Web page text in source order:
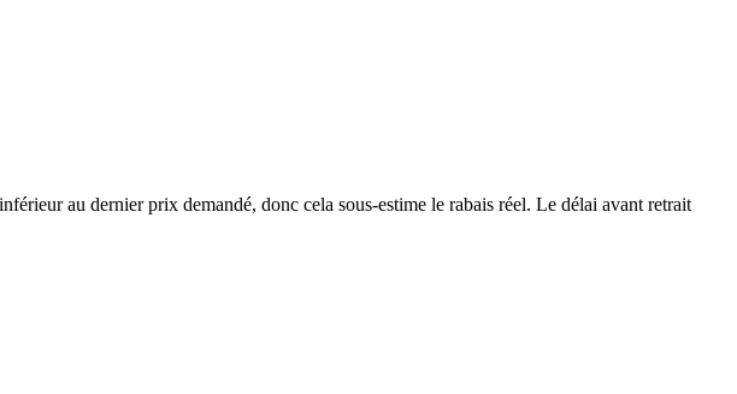
au dernier prix demandé, donc cela sous-estime le rabais réel. Le délai avant retrait